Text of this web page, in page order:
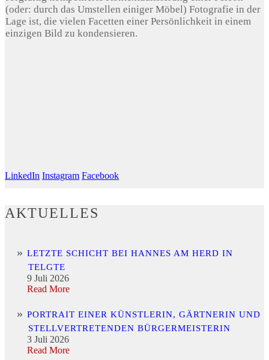
(oder: durch das Umstellen einiger Möbel) Fotografie in der
Lage ist, die vielen Facetten einer Persönlichkeit in einem
einzigen Bild zu kondensieren.
LinkedIn Instagram Facebook
AKTUELLES
LETZTE SCHICHT BEI HANNES AM HERD IN
TELGTE
9 Juli 2026
Read More
PORTRAIT EINER KÜNSTLERIN, GÄRTNERIN UND
STELLVERTRETENDEN BÜRGERMEISTERIN
3 Juli 2026
Read More